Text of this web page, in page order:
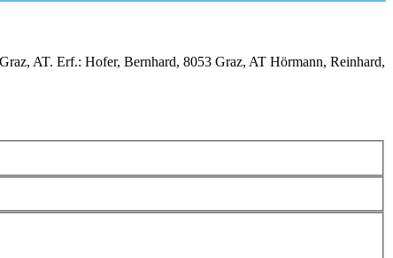
AT. Erf.: Hofer, Bernhard, 8053 Graz, AT Hörmann, Reinhard,